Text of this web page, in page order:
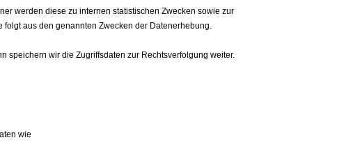
werden diese zu internen statistischen Zwecken sowie zur
folgt aus den genannten Zwecken der Datenerhebung.
speichern wir die Zugriffsdaten zur Rechtsverfolgung weiter.
wie